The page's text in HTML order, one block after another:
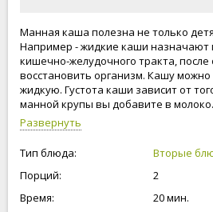
Манная каша полезна не только
Например - жидкие каши назначают
кишечно-желудочного тракта,
восстановить организм. Кашу можно
жидкую. Густота каши зависит от
манной крупы вы добавите в
сварить жидкую манную кашу,
столовые ложки с горкой, а для
столовые ложки манной крупы. А
любимы добавками.
Развернуть
Тип блюда:
Вторые
Порций:
2
Время:
20 мин.